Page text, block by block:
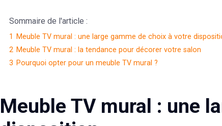
Sommaire de l'article :
1 Meuble TV mural : une large gamme de choix à votre
2 Meuble TV mural : la tendance pour décorer votre salon
3 Pourquoi opter pour un meuble TV mural ?
Meuble TV mural : une